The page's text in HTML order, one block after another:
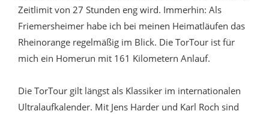
Zeitlimit von 27 Stunden eng wird. Immerhin: Als
Friemersheimer habe ich bei meinen Heimatläufen das
Rheinorange regelmäßig im Blick. Die TorTour ist für
mich ein Homerun mit 161 Kilometern Anlauf.
Die TorTour gilt längst als Klassiker im internationalen
Ultralaufkalender. Mit Jens Harder und Karl Roch sind